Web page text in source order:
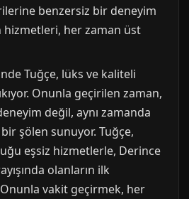
benzersiz bir deneyim
hizmetleri, her zaman üst
Tuğçe, lüks ve kaliteli
Onunla geçirilen zaman,
değil, aynı zamanda
şölen sunuyor. Tuğçe,
eşsiz hizmetlerle, Derince
olanların ilk
vakit geçirmek, her